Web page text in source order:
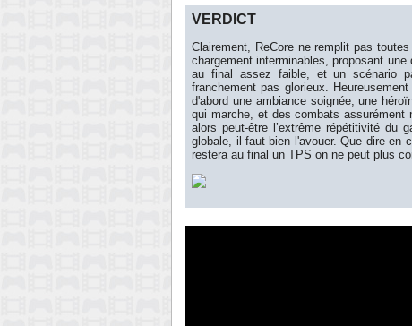
VERDICT
Clairement, ReCore ne remplit pas
chargement interminables, proposant une
au final assez faible, et un scénario
franchement pas glorieux.
d'abord une ambiance soignée, une
qui marche, et des combats assurément
alors peut-être l’extrême répétitivité du
globale, il faut bien l'avouer. Que dire en
resteraau finalun TPS on ne peut plus